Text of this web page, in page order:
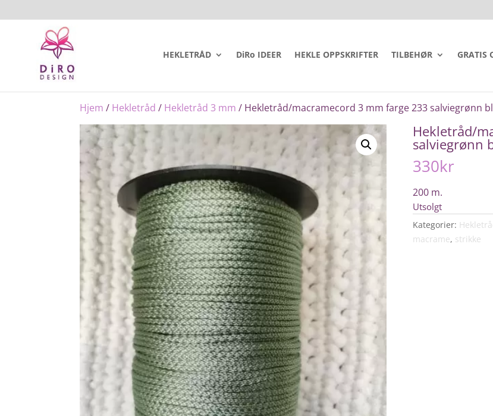
HEKLETRÅD DiRo IDEER HEKLE OPPSKRIFTER TILBEHØR GRATIS
Hjem / Hekletråd / Hekletråd 3 mm / Hekletråd/macramecord 3 mm farge 233 salviegrønn
Hekletråd/
salviegrønn
330kr
200 m.
Utsolgt
Kategorier:
macrame, strikke